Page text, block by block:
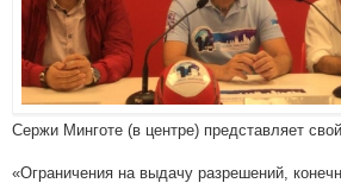
Сержи Минготе (в центре) представляет свой
«Ограничения на выдачу разрешений,